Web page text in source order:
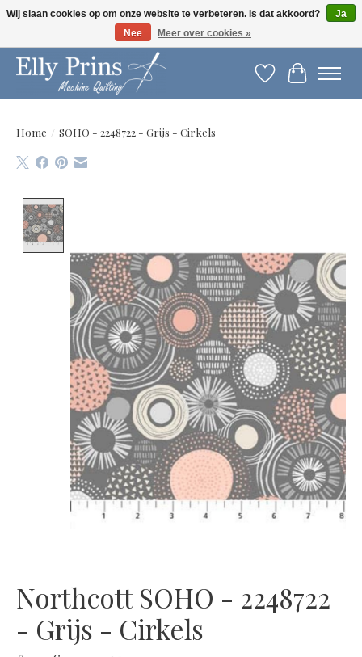
Let op: gewijzigde openingstijden!
Verlanglijst
Home / SOHO - 2248722 - Grijs - Cirkels
Northcott SOHO - 2248722
- Grijs - Cirkels
Wij slaan cookies op om onze website te verbeteren. Is dat akkoord?
Ja
Nee
Meer over cookies »